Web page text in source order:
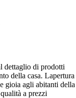
dettaglio di prodotti
della casa. Lapertura
gioia agli abitanti della
a prezzi